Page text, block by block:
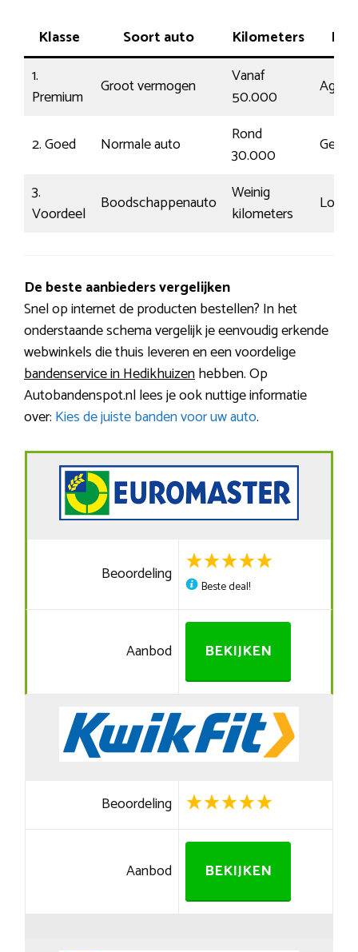
Klasse Soort auto Kilometers
1.
Premium
Groot vermogen
Vanaf
50.000
2. Goed Normale auto
Rond
30.000
3.
Voordeel
Boodschappenauto
Weinig
kilometers
Log
De beste aanbieders vergelijken
Snel op internet de producten bestellen? In het
onderstaande schema vergelijk je eenvoudig erkende
webwinkels die thuis leveren en een voordelige
bandenservice in Hedikhuizenhebben. Op
Autobandenspot.nl lees je ook nuttige informatie
over: Kies de juiste banden voor uw auto.
Beoordeling
Beste deal!
Aanbod BEKIJKEN
Beoordeling
Aanbod BEKIJKEN